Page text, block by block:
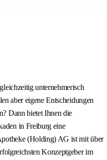
unternehmerisch
aber eigene Entscheidungen
Dann bietet Ihnen die
in Freiburg eine
(Holding) AG ist mit über
Konzeptgeber im